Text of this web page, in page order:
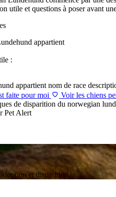
utile et questions à poser avant
appartient
:
appartient nom de race
faite pour moi
Voir les chiens
de disparition du norwegian
Pet Alert
et disparition